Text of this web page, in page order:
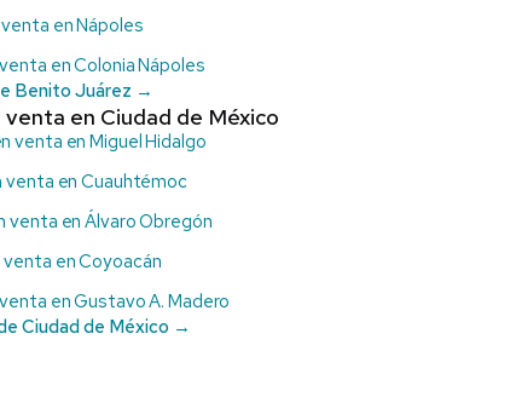
en Nápoles
en Colonia Nápoles
Benito Juárez →
en Ciudad de México
venta en Miguel Hidalgo
venta en Cuauhtémoc
venta en Álvaro Obregón
venta en Coyoacán
en Gustavo A. Madero
Ciudad de México →